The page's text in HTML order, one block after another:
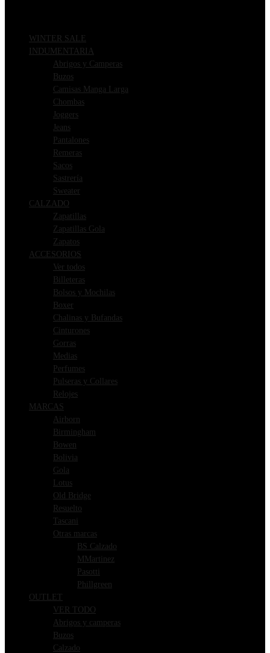
WINTER SALE
INDUMENTARIA
Abrigos y Camperas
Buzos
Camisas Manga Larga
Chombas
Joggers
Jeans
Pantalones
Remeras
Sacos
Sastrería
Sweater
CALZADO
Zapatillas
Zapatillas Gola
Zapatos
ACCESORIOS
Ver todos
Billeteras
Bolsos y Mochilas
Boxer
Chalinas y Bufandas
Cinturones
Gorras
Medias
Perfumes
Pulseras y Collares
Relojes
MARCAS
Airborn
Birmingham
Bowen
Bolivia
Gola
Lotus
Old Bridge
Resuelto
Tascani
Otras marcas
BS Calzado
MMartinez
Pasotti
Phillgreen
OUTLET
VER TODO
Abrigos y camperas
Buzos
Calzado